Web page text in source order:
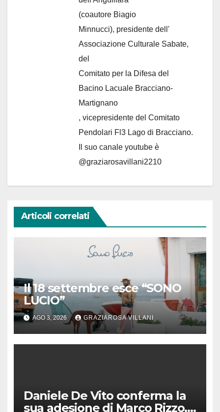
(coautore Biagio
Minnucci), presidente dell'
Associazione Culturale Sabate,
del
Comitato per la Difesa del
Bacino Lacuale Bracciano-
Martignano
, vicepresidente del Comitato
Pendolari Fl3 Lago di Bracciano.
Il suo canale youtube è
@graziarosavillani2210
Articoli correlati
Il 18 settembre esce “SONO
LUCIO”
AGO 3, 2026 GRAZIAROSA VILLANI
Daniele De Vito conferma la
sua adesione di Marco Rizzo,